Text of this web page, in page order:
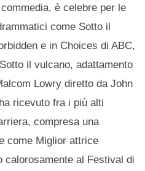
è celebre per le
come Sotto il
e in Choices di ABC,
il vulcano, adattamento
Lowry diretto da John
ricevuto fra i più alti
compresa una
come Miglior attrice
al Festival di